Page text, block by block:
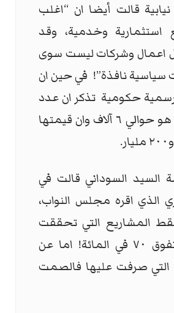
قالت أيضا ان “اغلب
استثمارية وخدمية، وقد
اعمال وشركات ليست سوى
نافذة”! في حين ان
حكومية تذكر ان عدد
هذه المشاريع هو حوالي ٦ آلاف وان قيمتها
السيد السوداني قالت في
الذي اقره مجلس النواب،
المشاريع التي تحققت
فيها انجازية تفوق ٧٠ في المائة! اما عن
التي صرفت عليها فالصمت